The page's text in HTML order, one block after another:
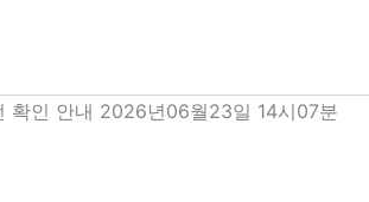
확인 안내 2026년06월23일 14시07분